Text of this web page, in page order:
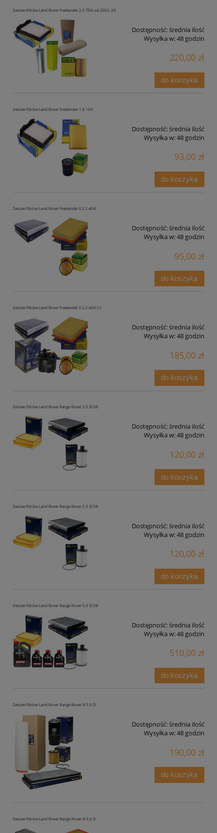
Zestaw filtrów Land Rover Freelander 2.0 TD4 od 2002.,05
Dostępność:średnia ilość
Wysyłka w:48 godzin
220,00 zł
do koszyka
Zestaw filtrów Land Rover Freelander 1.8 16V
Dostępność:średnia ilość
Wysyłka w:48 godzin
93,00 zł
do koszyka
Zestaw filtrów Land Rover Freelander II 2.2 eD4
Dostępność:średnia ilość
Wysyłka w:48 godzin
95,00 zł
do koszyka
Zestaw filtrów Land Rover Freelander II 2.2 eD4 (1)
Dostępność:średnia ilość
Wysyłka w:48 godzin
185,00 zł
do koszyka
Zestaw filtrów Land Rover Range Rover 3.0 SCV8
Dostępność:średnia ilość
Wysyłka w:48 godzin
120,00 zł
do koszyka
Zestaw filtrów Land Rover Range Rover 5.0 SCV8
Dostępność:średnia ilość
Wysyłka w:48 godzin
120,00 zł
do koszyka
Zestaw filtrów Land Rover Range Rover 5.0 SCV8
Dostępność:średnia ilość
Wysyłka w:48 godzin
510,00 zł
do koszyka
Zestaw filtrów Land Rover Range Rover III 3.0 D
Dostępność:średnia ilość
Wysyłka w:48 godzin
190,00 zł
do koszyka
Zestaw filtrów Land Rover Range Rover III 3.6 D